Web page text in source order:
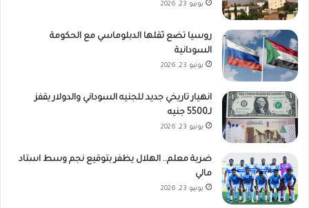
يونيو 23, 2026
روسيا تضع ثقلها الدبلوماسي مع الحكومة
السودانية
يونيو 23, 2026
انهيار تاريخي جديد للجنيه السوداني والدولار يقفز
لـ5500 جنيه
يونيو 23, 2026
ضربة معلم.. الهلال يظفر بتوقيع نجم وسط استاد
مالي
يونيو 23, 2026